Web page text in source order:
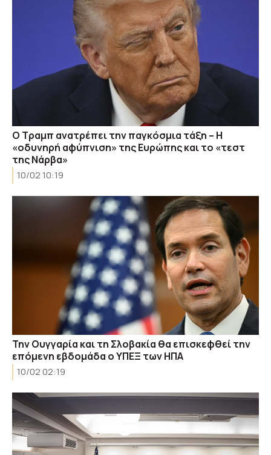
Ο Τραμπ ανατρέπει την παγκόσμια τάξη – Η
«οδυνηρή αφύπνιση» της Ευρώπης και το «τεστ
της Νάρβα»
10/02 10:19
Την Ουγγαρία και τη Σλοβακία θα επισκεφθεί την
επόμενη εβδομάδα ο ΥΠΕΞ των ΗΠΑ
10/02 02:19